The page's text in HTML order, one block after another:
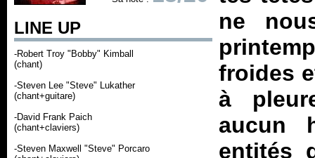
LINE UP
-Robert Troy "Bobby" Kimball
(chant)
-Steven Lee "Steve" Lukather
(chant+guitare)
-David Frank Paich
(chant+claviers)
-Steven Maxwell "Steve" Porcaro
ne
froides
à
aucun
entités